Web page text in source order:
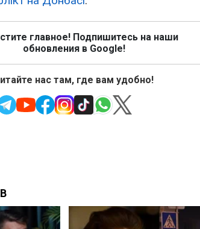
главное! Подпишитесь на наши
обновления в Google!
нас там, где вам удобно!